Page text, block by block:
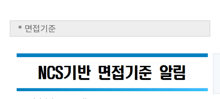
* 면접기준